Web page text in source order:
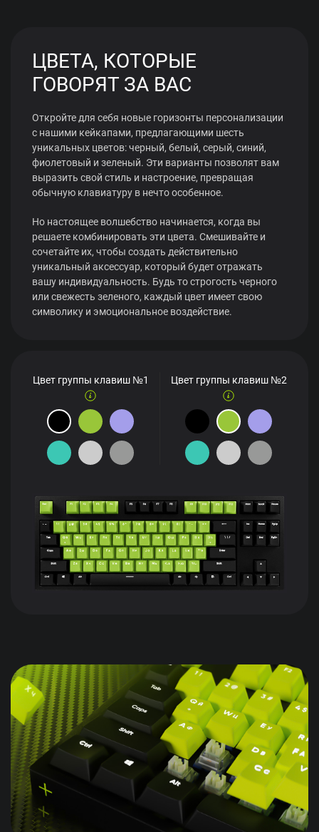
ЦВЕТА, КОТОРЫЕ
ГОВОРЯТ ЗА ВАС
Откройте для себя новые горизонты персонализации
с нашими кейкапами, предлагающими шесть
уникальных цветов: черный, белый, серый, синий,
фиолетовый и зеленый. Эти варианты позволят вам
выразить свой стиль и настроение, превращая
обычную клавиатуру в нечто особенное.
Но настоящее волшебство начинается, когда вы
решаете комбинировать эти цвета. Смешивайте и
сочетайте их, чтобы создать действительно
уникальный аксессуар, который будет отражать
вашу индивидуальность. Будь то строгость черного
или свежесть зеленого, каждый цвет имеет свою
символику и эмоциональное воздействие.
Цвет группы клавиш №1 Цвет группы клавиш №2